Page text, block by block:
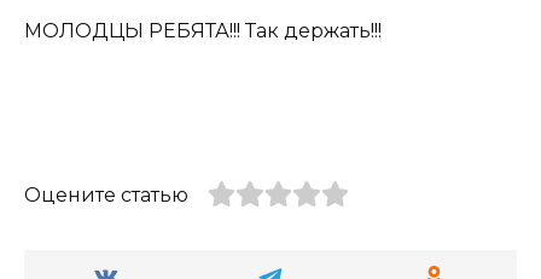
МОЛОДЦЫ РЕБЯТА!!! Так держать!!!
Оцените статью